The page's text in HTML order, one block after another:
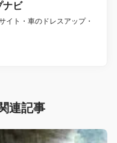
ナビ
イト・車のドレスアップ・
連記事